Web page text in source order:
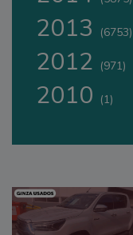
2013 (6753)
2012 (971)
2010 (1)